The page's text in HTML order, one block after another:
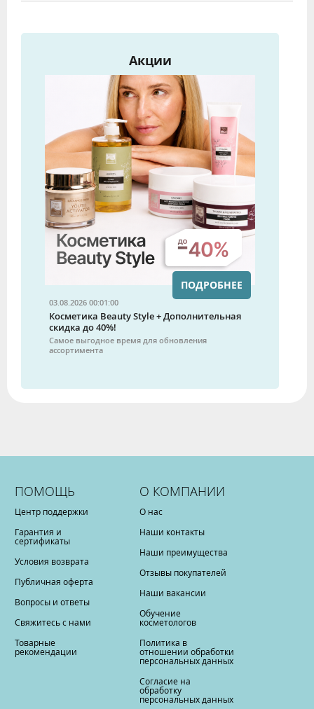
Акции
03.08.2026 00:01:00
Косметика Beauty Style + Дополнительная
скидка до 40%!
Самое выгодное время для обновления
ассортимента
ПОДРОБНЕЕ
ПОМОЩЬ
Центр поддержки
Гарантия и
сертификаты
Условия возврата
Публичная оферта
Вопросы и ответы
Свяжитесь с нами
Товарные
рекомендации
О КОМПАНИИ
О нас
Наши контакты
Наши преимущества
Отзывы покупателей
Наши вакансии
Обучение
косметологов
Политика в
отношении обработки
персональных данных
Согласие на
обработку
персональных данных